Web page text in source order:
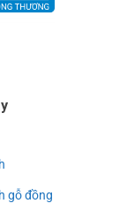
gỗ đồng